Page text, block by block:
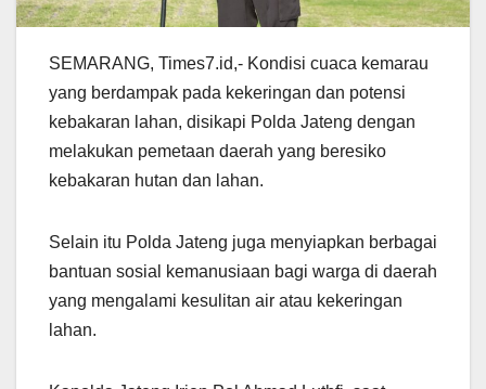
SEMARANG, Times7.id,- Kondisi cuaca kemarau
yang berdampak pada kekeringan dan potensi
kebakaran lahan, disikapi Polda Jateng dengan
melakukan pemetaan daerah yang beresiko
kebakaran hutan dan lahan.
Selain itu Polda Jateng juga menyiapkan berbagai
bantuan sosial kemanusiaan bagi warga di daerah
yang mengalami kesulitan air atau kekeringan
lahan.